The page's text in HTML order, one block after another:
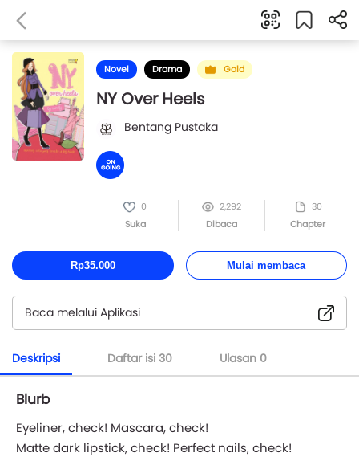
Novel Drama Gold
NY Over Heels
Bentang Pustaka
0
Suka
2,292
Dibaca
30
Chapter
Rp35.000 Mulai membaca
Baca melalui Aplikasi
Deskripsi Daftar isi 30 Ulasan 0
Blurb
Eyeliner, check! Mascara, check!
Matte dark lipstick, check! Perfect nails, check!